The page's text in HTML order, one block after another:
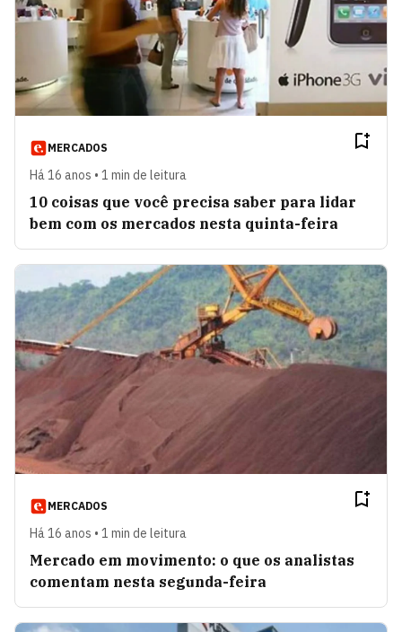
MERCADOS
Há 16 anos • 1 min de leitura
10 coisas que você precisa saber para lidar
bem com os mercados nesta quinta-feira
MERCADOS
Há 16 anos • 1 min de leitura
Mercado em movimento: o que os analistas
comentam nesta segunda-feira